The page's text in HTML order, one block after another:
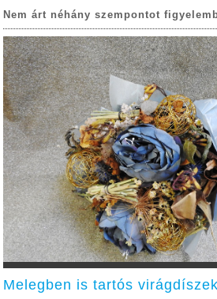
Nem árt néhány szempontot
Melegben is tartós virágdíszek